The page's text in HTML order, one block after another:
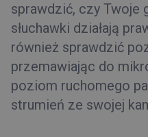
sprawdzić, czy Twoje
słuchawki działają
również sprawdzić
przemawiając do
poziom ruchomego
strumień ze swojej